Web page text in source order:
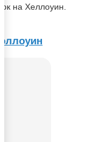
на Хеллоуин.